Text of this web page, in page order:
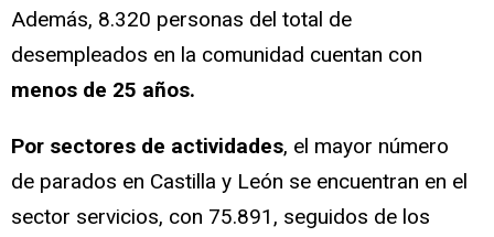
Además, 8.320 personas del total de
desempleados en la comunidad cuentan con
menos de 25 años.
Por sectores de actividades, el mayor número
de parados en Castilla y León se encuentran en el
sector servicios, con 75.891, seguidos de los